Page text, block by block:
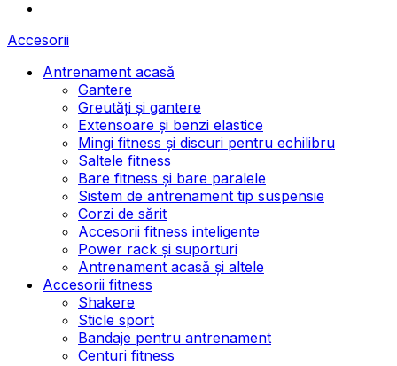
Accesorii
Antrenament acasă
Gantere
Greutăți și gantere
Extensoare și benzi elastice
Mingi fitness și discuri pentru echilibru
Saltele fitness
Bare fitness și bare paralele
Sistem de antrenament tip suspensie
Corzi de sărit
Accesorii fitness inteligente
Power rack și suporturi
Antrenament acasă și altele
Accesorii fitness
Shakere
Sticle sport
Bandaje pentru antrenament
Centuri fitness